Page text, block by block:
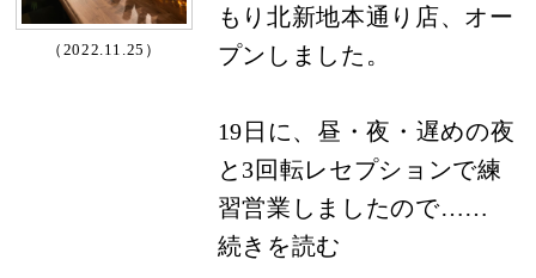
（2022.11.25）
もり北新地本通り店、オー
プンしました。
19日に、昼・夜・遅めの夜
と3回転レセプションで練
習営業しましたので……
続きを読む